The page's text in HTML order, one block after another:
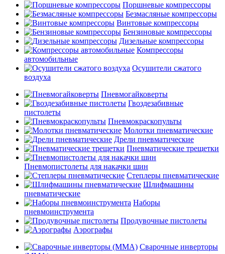
Поршневые компрессоры
Безмасляные компрессоры
Винтовые компрессоры
Бензиновые компрессоры
Дизельные компрессоры
Компрессоры
автомобильные
Осушители сжатого
воздуха
Пневмогайковерты
Гвоздезабивные
пистолеты
Пневмокраскопульты
Молотки пневматические
Дрели пневматические
Пневматические трещетки
Пневмопистолеты для накачки шин
Степлеры пневматические
Шлифмашины
пневматические
Наборы
пневмоинструмента
Продувочные пистолеты
Аэрографы
Сварочные инверторы